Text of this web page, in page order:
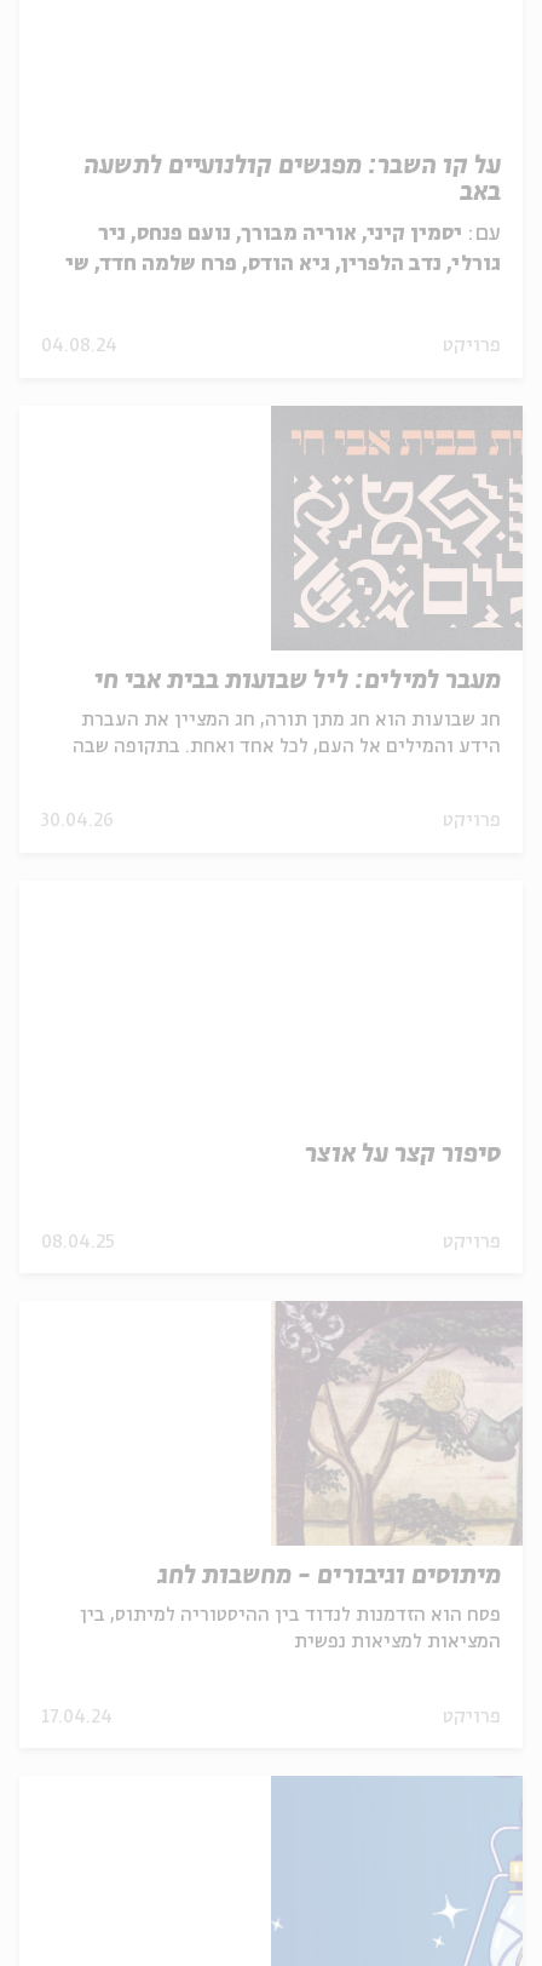
על קו השבר: מפגשים קולנועיים לתשעה
באב
עם: יסמין קיני, אוריה מבורך, נועם פנחס, ניר
גורלי, נדב הלפרין, גיא הודס, פרח שלמה חדד, שי
פרויקט 04.08.24
מעבר למילים: ליל שבועות בבית אבי חי
חג שבועות הוא חג מתן תורה, חג המציין את העברת
הידע והמילים אל העם, לכל אחד ואחת. בתקופה שבה
פרויקט 30.04.26
סיפור קצר על אוצר
פרויקט 08.04.25
מיתוסים וגיבורים - מחשבות לחג
פסח הוא הזדמנות לנדוד בין ההיסטוריה למיתוס, בין
המציאות למציאות נפשית
פרויקט 17.04.24